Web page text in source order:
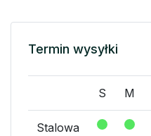
Termin wysyłki
S M
Stalowa